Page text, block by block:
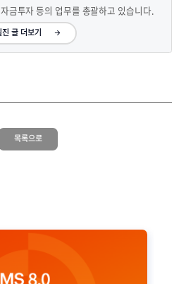
금투자 등의 업무를 총괄하고 있습니다.
진 글 더보기
목록으로